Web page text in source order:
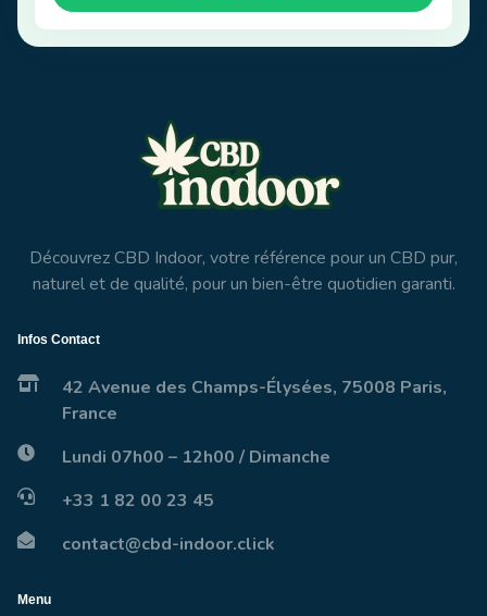
Découvrez CBD Indoor, votre référence pour un CBD pur,
naturel et de qualité, pour un bien-être quotidien garanti.
Infos Contact
42 Avenue des Champs-Élysées, 75008 Paris,
France
Lundi 07h00 – 12h00 / Dimanche
+33 1 82 00 23 45
contact@cbd-indoor.click
Menu